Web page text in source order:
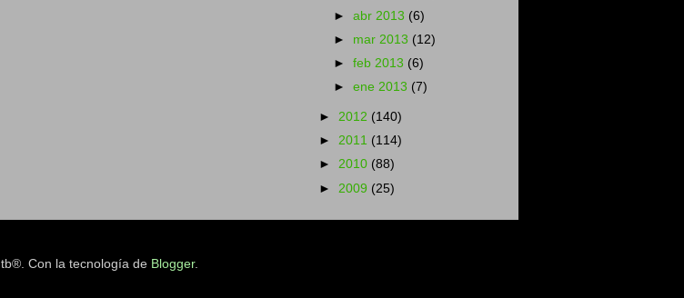
►abr 2013 (6)
► mar 2013 (12)
►feb 2013 (6)
►ene 2013 (7)
► 2012 (140)
► 2011 (114)
► 2010 (88)
► 2009 (25)
Con la tecnología de Blogger.